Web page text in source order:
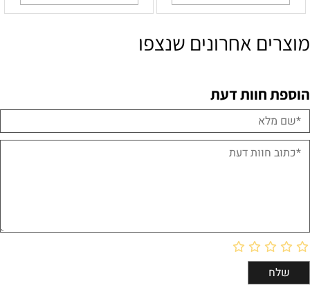
מוצרים אחרונים שנצפו
הוספת חוות דעת